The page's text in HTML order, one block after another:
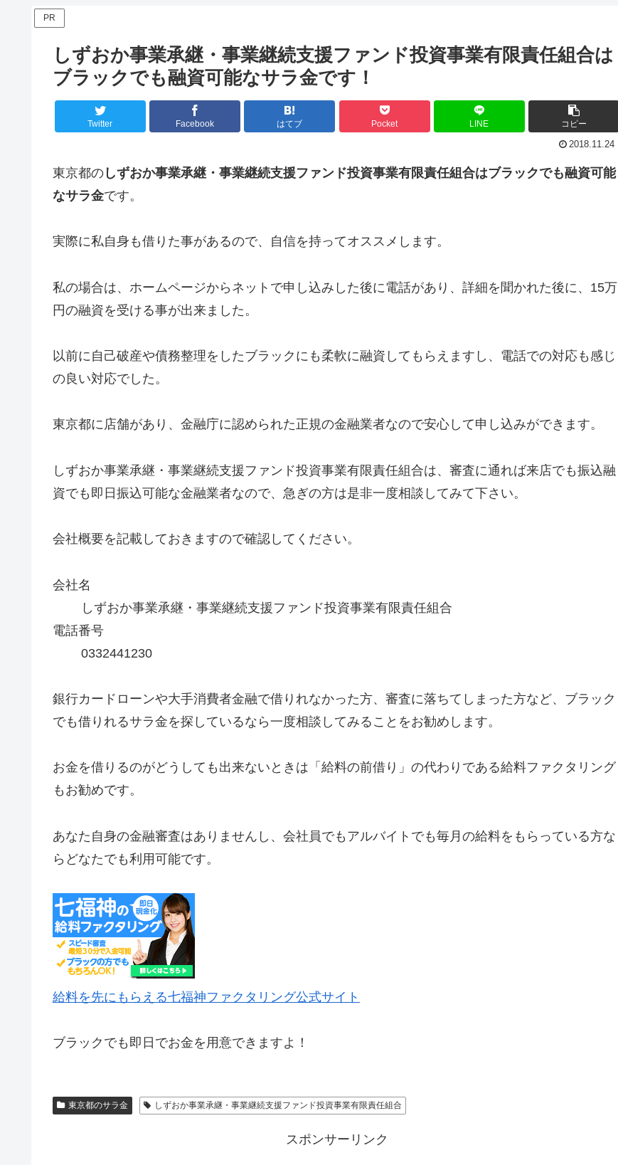
PR
しずおか事業承継・事業継続支援ファンド投資事業有限責任組合は
ブラックでも融資可能なサラ金です！
Twitter Facebook はてブ Pocket LINE コピー
2018.11.24
東京都の しずおか事業承継・事業継続支援ファンド投資事業有限責任組合はブラックでも融資可能
なサラ金です。
実際に私自身も借りた事があるので、自信を持ってオススメします。
私の場合は、ホームページからネットで申し込みした後に電話があり、詳細を聞かれた後に、15万
円の融資を受ける事が出来ました。
以前に自己破産や債務整理をしたブラックにも柔軟に融資してもらえますし、電話での対応も感じ
の良い対応でした。
東京都に店舗があり、金融庁に認められた正規の金融業者なので安心して申し込みができます。
しずおか事業承継・事業継続支援ファンド投資事業有限責任組合は、審査に通れば来店でも振込融
資でも即日振込可能な金融業者なので、急ぎの方は是非一度相談してみて下さい。
会社概要を記載しておきますので確認してください。
会社名
しずおか事業承継・事業継続支援ファンド投資事業有限責任組合
電話番号
0332441230
銀行カードローンや大手消費者金融で借りれなかった方、審査に落ちてしまった方など、ブラック
でも借りれるサラ金を探しているなら一度相談してみることをお勧めします。
お金を借りるのがどうしても出来ないときは「給料の前借り」の代わりである給料ファクタリング
もお勧めです。
あなた自身の金融審査はありませんし、会社員でもアルバイトでも毎月の給料をもらっている方な
らどなたでも利用可能です。
給料を先にもらえる七福神ファクタリング公式サイト
ブラックでも即日でお金を用意できますよ！
東京都のサラ金 しずおか事業承継・事業継続支援ファンド投資事業有限責任組合
スポンサーリンク